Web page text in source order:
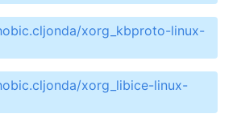
xorg_kbproto-linux-
xorg_libice-linux-